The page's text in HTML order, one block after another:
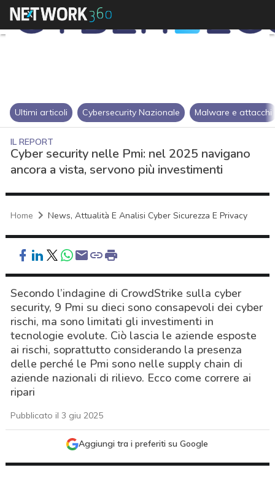
Ultimi articoli Cybersecurity Nazionale Malware e attacchi
IL REPORT
Cyber security nelle Pmi: nel 2025 navigano
ancora a vista, servono più investimenti
Home News, Attualità E Analisi Cyber Sicurezza E Privacy
Secondo l’indagine di CrowdStrike sulla cyber
security, 9 Pmi su dieci sono consapevoli dei cyber
rischi, ma sono limitati gli investimenti in
tecnologie evolute. Ciò lascia le aziende esposte
ai rischi, soprattutto considerando la presenza
delle perché le Pmi sono nelle supply chain di
aziende nazionali di rilievo. Ecco come correre ai
ripari
Pubblicato il 3 giu 2025
Aggiungi tra i preferiti su Google